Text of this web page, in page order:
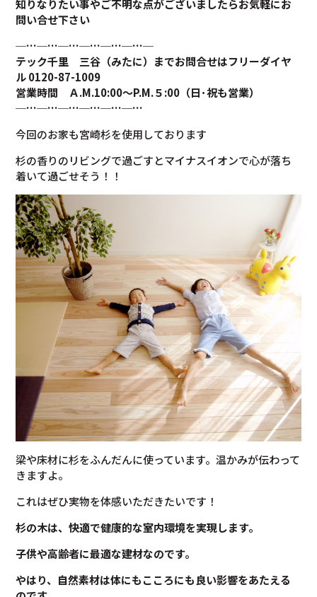
知りなりたい事やご不明な点がございましたらお気軽にお
問い合せ下さい
─…─…─…─…─…─…─
テック千里 三谷（みたに）までお問合せはフリーダイヤ
ル 0120-87-1009
営業時間 Ａ.M.10:00～P.M.５:00（日･祝も営業）
─…─…─…─…─…─…
今回のお家も宮崎杉を使用しております
杉の香りのリビングで過ごすとマイナスイオンで心が落ち
着いて過ごせそう！！
梁や床材に杉をふんだんに使っています。温かみが伝わって
きますよ。
これはぜひ実物を体感いただきたいです！
杉の木は、快適で健康的な室内環境を実現します。
子供や高齢者に最適な建材なのです。
やはり、自然素材は体にもこころにも良い影響をあたえる